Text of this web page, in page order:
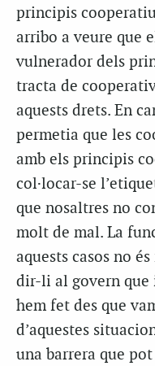
principis
arribo a veure que
vulnerador dels
tracta de
aquests drets. En
permetia que les
amb els principis
col·locar-se
que nosaltres no
molt de mal. La
aquests casos no
dir-li al govern que
hem fet des que
d’aquestes
una barrera que